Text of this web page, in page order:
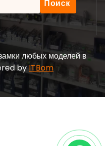
любых моделей в
byITBom